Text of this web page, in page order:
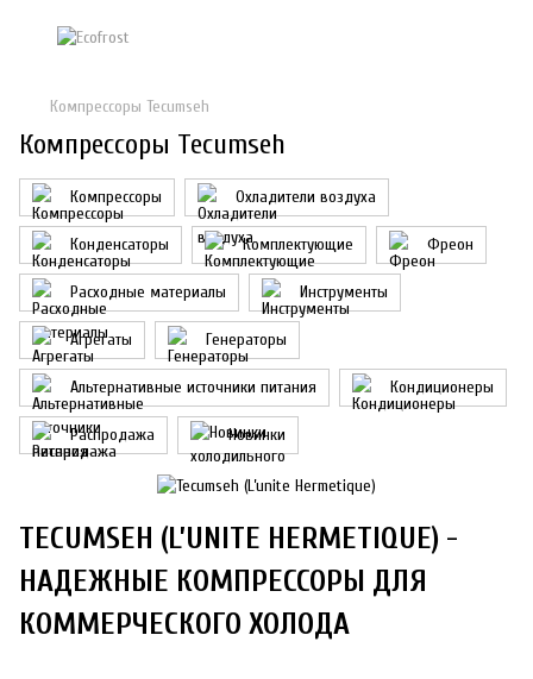
Компрессоры Tecumseh
Компрессоры Tecumseh
Компрессоры Охладители воздуха
Конденсаторы Комплектующие Фреон
Расходные материалы Инструменты
Агрегаты Генераторы
Альтернативные источники питания Кондиционеры
Распродажа Новинки
TECUMSEH (L’UNITE HERMETIQUE) -
НАДЕЖНЫЕ КОМПРЕССОРЫ ДЛЯ
КОММЕРЧЕСКОГО ХОЛОДА